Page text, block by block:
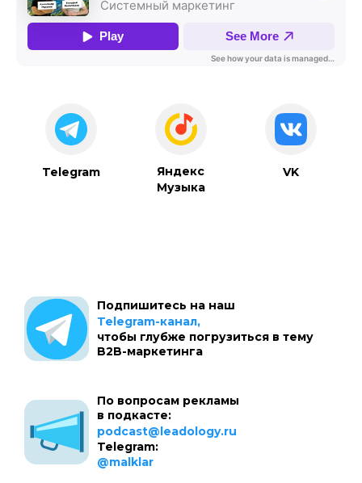
Telegram
Яндекс
Музыка
VK
Подпишитесь на наш
Telegram-канал,
чтобы глубже погрузиться в тему
B2B-маркетинга
По вопросам рекламы
в подкасте:
podcast@leadology.ru
Telegram:
@malklar